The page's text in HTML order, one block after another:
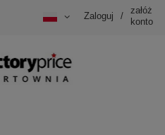
Zaloguj /
załóż
konto